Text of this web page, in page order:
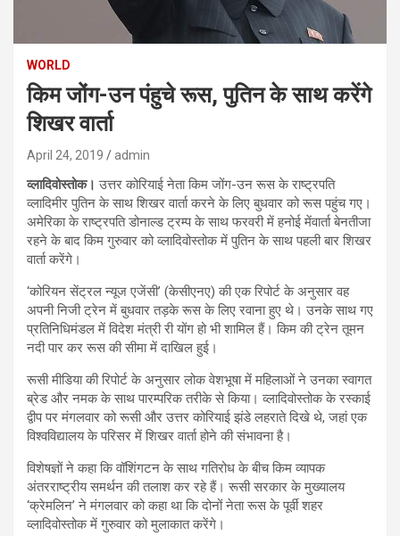
WORLD
किम जोंग-उन पंहुचे रूस, पुतिन के साथ करेंगे
शिखर वार्ता
April 24, 2019 admin
व्लादिवोस्तोक। उत्तर कोरियाई नेता किम जोंग-उन रूस के राष्ट्रपति
व्लादिमीर पुतिन के साथ शिखर वार्ता करने के लिए बुधवार को रूस पहुंच गए।
अमेरिका के राष्ट्रपति डोनाल्ड ट्रम्प के साथ फरवरी में हनोई मेंवार्ता बेनतीजा
रहने के बाद किम गुरुवार को व्लादिवोस्तोक में पुतिन के साथ पहली बार शिखर
वार्ता करेंगे।
‘कोरियन सेंट्रल न्यूज एजेंसी’ (केसीएनए) की एक रिपोर्ट के अनुसार वह
अपनी निजी ट्रेन में बुधवार तड़के रूस के लिए रवाना हुए थे। उनके साथ गए
प्रतिनिधिमंडल में विदेश मंत्री री योंग हो भी शामिल हैं। किम की ट्रेन तूमन
नदी पार कर रूस की सीमा में दाखिल हुई।
रूसी मीडिया की रिपोर्ट के अनुसार लोक वेशभूषा में महिलाओं ने उनका स्वागत
ब्रेड और नमक के साथ पारम्परिक तरीके से किया। व्लादिवोस्तोक के रस्काई
द्वीप पर मंगलवार को रूसी और उत्तर कोरियाई झंडे लहराते दिखे थे, जहां एक
विश्वविद्यालय के परिसर में शिखर वार्ता होने की संभावना है।
विशेषज्ञों ने कहा कि वॉशिंगटन के साथ गतिरोध के बीच किम व्यापक
अंतरराष्ट्रीय समर्थन की तलाश कर रहे हैं। रूसी सरकार के मुख्यालय
‘क्रेमलिन’ ने मंगलवार को कहा था कि दोनों नेता रूस के पूर्वी शहर
व्लादिवोस्तोक में गुरुवार को मुलाकात करेंगे।